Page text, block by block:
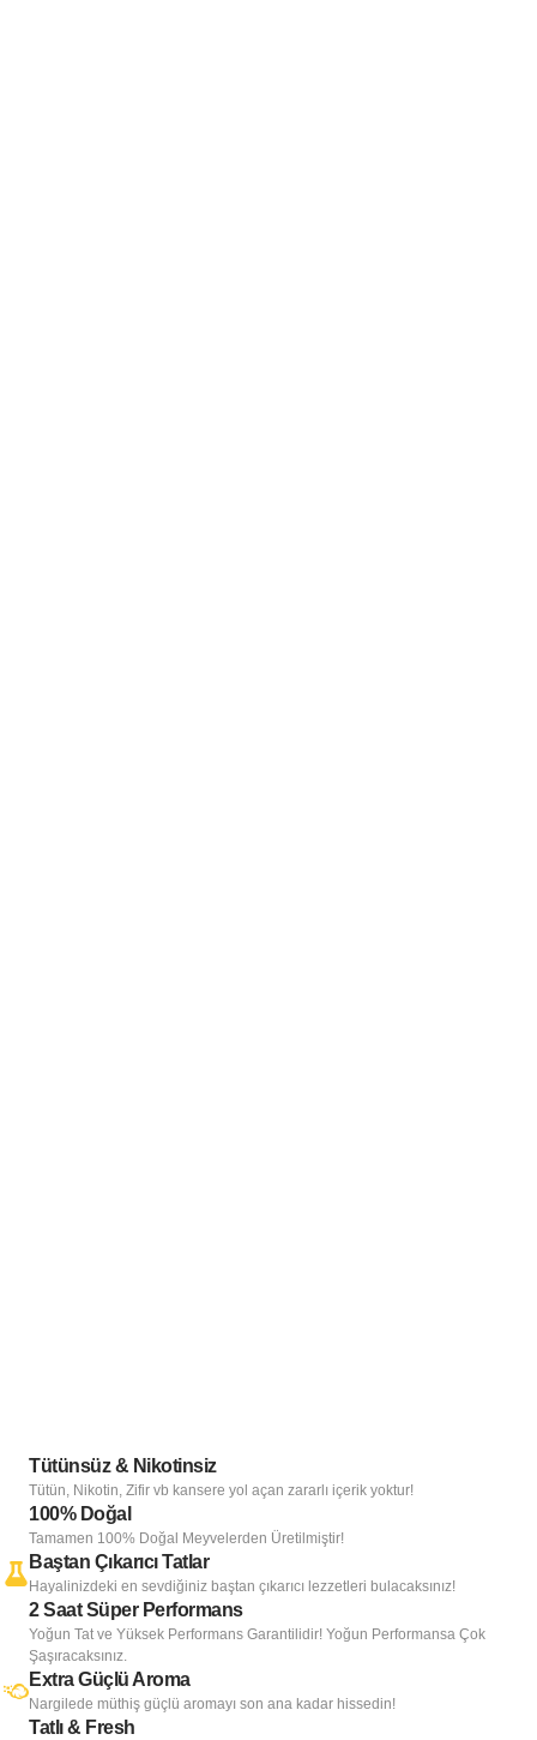
Tütünsüz & Nikotinsiz
Tütün, Nikotin, Zifir vb kansere yol açan zararlı içerik yoktur!
100% Doğal
Tamamen 100% Doğal Meyvelerden Üretilmiştir!
Baştan Çıkarıcı Tatlar
Hayalinizdeki en sevdiğiniz baştan çıkarıcı lezzetleri bulacaksınız!
2 Saat Süper Performans
Yoğun Tat ve Yüksek Performans Garantilidir! Yoğun Performansa Çok
Şaşıracaksınız.
Extra Güçlü Aroma
Nargilede müthiş güçlü aromayı son ana kadar hissedin!
Tatlı & Fresh